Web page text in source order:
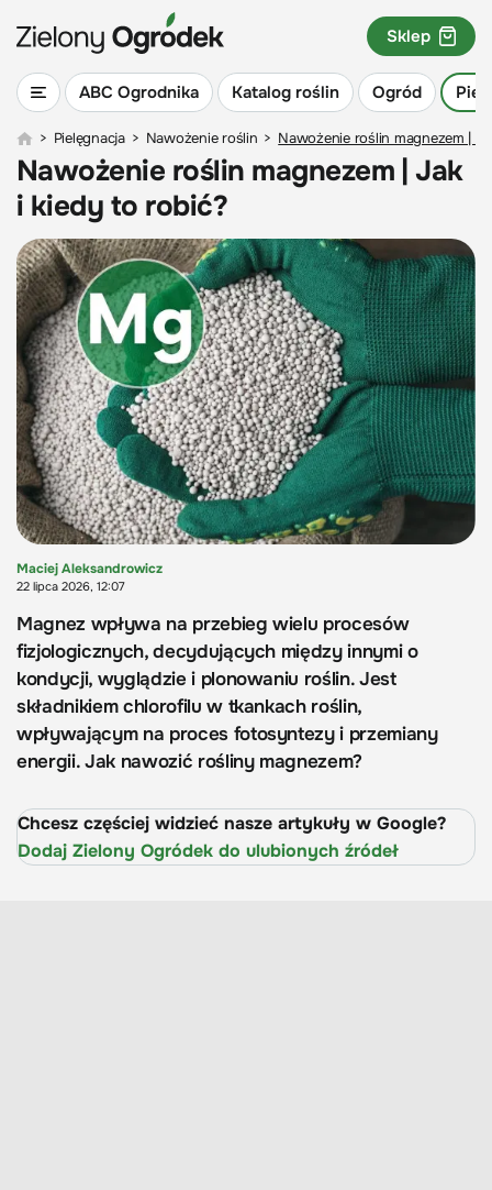
ABC Ogrodnika Katalog roślin Ogród
Sklep
> Pielęgnacja > Nawożenie roślin > Nawożenie roślin magnezem |
Nawożenie roślin magnezem | Jak
i kiedy to robić?
Maciej Aleksandrowicz
22 lipca 2026, 12:07
Magnez wpływa na przebieg wielu procesów
fizjologicznych, decydujących między innymi o
kondycji, wyglądzie i plonowaniu roślin. Jest
składnikiem chlorofilu w tkankach roślin,
wpływającym na proces fotosyntezy i przemiany
energii. Jak nawozić rośliny magnezem?
Chcesz częściej widzieć nasze artykuły w Google?
Dodaj Zielony Ogródek do ulubionych źródeł